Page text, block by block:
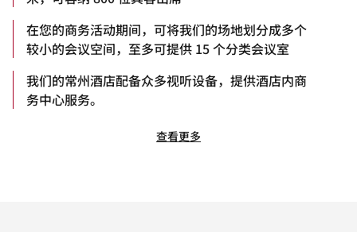
在您的商务活动期间，可将我们的场地划分成多个
较小的会议空间，至多可提供 15 个分类会议室
我们的常州酒店配备众多视听设备，提供酒店内商
务中心服务。
查看更多